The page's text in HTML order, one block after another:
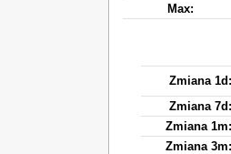
Max:
Zmiana 1d:
Zmiana 7d:
Zmiana 1m:
Zmiana 3m: